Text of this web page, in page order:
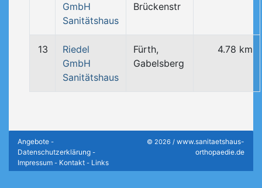
GmbH
Sanitätshaus
Brückenstr
13
Riedel
GmbH
Sanitätshaus
Fürth,
Gabelsberg
4.78 km
Angebote -
Datenschutzerklärung -
Impressum - Kontakt - Links
© 2026 / www.sanitaetshaus-
orthopaedie.de